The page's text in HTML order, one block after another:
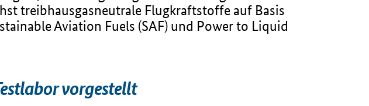
treibhausgasneutrale Flugkraftstoffe auf Basis
Aviation Fuels (SAF) und Power to Liquid
vorgestellt